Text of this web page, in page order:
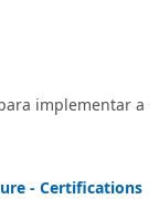
implementar a
- Certifications